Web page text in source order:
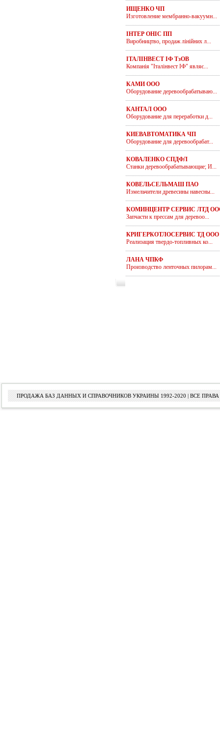
ИЩЕНКО ЧП
Изготовление мембранно-вакуумн...
ІНТЕР ОНІС ПП
Виробництво, продаж лінійних л...
ІТАЛІНВЕСТ ІФ ТзОВ
Компанія "Італінвест ІФ" являє...
КАМИ ООО
Оборудование деревообрабатываю...
КАНТАЛ ООО
Оборудование для переработки д...
КИЕВАВТОМАТИКА ЧП
Оборудование для деревообрабат...
КОВАЛЕНКО СПДФЛ
Станки деревообрабатывающие; И...
КОВЕЛЬСЕЛЬМАШ ПАО
Измельчители древесины навесны...
КОМИНЦЕНТР СЕРВИС ЛТД
Запчасти к прессам для деревоо...
КРИГЕРКОТЛОСЕРВИС ТД ООО
Реализация твердо-топливных ко...
ЛАНА ЧПКФ
Производство ленточных пилорам...
ПРОДАЖА БАЗ ДАННЫХ И СПРАВОЧНИКОВ УКРАИНЫ 1992-2020 | ВСЕ